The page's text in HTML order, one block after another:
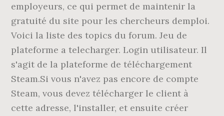
employeurs, ce qui permet de maintenir la
gratuité du site pour les chercheurs demploi.
Voici la liste des topics du forum. Jeu de
plateforme a telecharger. Login utilisateur. Il
s'agit de la plateforme de téléchargement
Steam.Si vous n'avez pas encore de compte
Steam, vous devez télécharger le client à
cette adresse, l'installer, et ensuite créer